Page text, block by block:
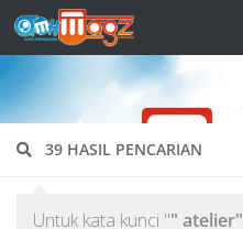
Skip to content
39 HASIL PENCARIAN
Untuk kata kunci "" atelier"